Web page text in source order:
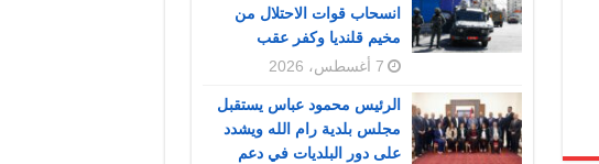
انسحاب قوات الاحتلال من
مخيم قلنديا وكفر عقب
7 أغسطس، 2026
الرئيس محمود عباس يستقبل
مجلس بلدية رام الله ويشدد
على دور البلديات في دعم